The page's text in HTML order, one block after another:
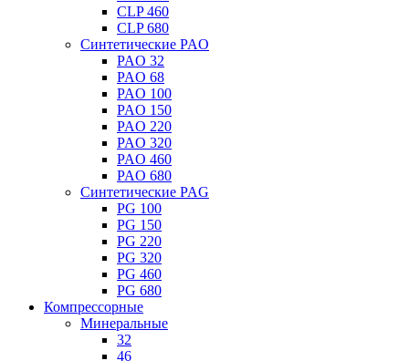
CLP 460
CLP 680
Синтетические PAO
PAO 32
PAO 68
PAO 100
PAO 150
PAO 220
PAO 320
PAO 460
PAO 680
Синтетические PAG
PG 100
PG 150
PG 220
PG 320
PG 460
PG 680
Компрессорные
Минеральные
32
46